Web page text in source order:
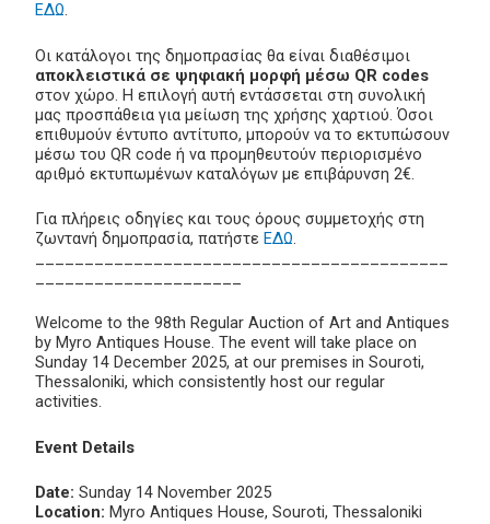
ΕΔΩ.
Οι κατάλογοι της δημοπρασίας θα είναι διαθέσιμοι
αποκλειστικά σε ψηφιακή μορφή μέσω QR codes
στον χώρο. Η επιλογή αυτή εντάσσεται στη συνολική
μας προσπάθεια για μείωση της χρήσης χαρτιού. Όσοι
επιθυμούν έντυπο αντίτυπο, μπορούν να το εκτυπώσουν
μέσω του QR code ή να προμηθευτούν περιορισμένο
αριθμό εκτυπωμένων καταλόγων με επιβάρυνση 2€.
Για πλήρεις οδηγίες και τους όρους συμμετοχής στη
ζωντανή δημοπρασία, πατήστε ΕΔΩ.
Welcome to the 98th Regular Auction of Art and Antiques
by Myro Antiques House. The event will take place on
Sunday 14 December 2025, at our premises in Souroti,
Thessaloniki, which consistently host our regular
activities.
Event Details
Date: Sunday 14 November 2025
Location: Myro Antiques House, Souroti, Thessaloniki